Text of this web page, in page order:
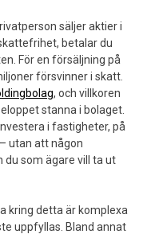
säljer aktier i
betalar du
För en försäljning på
försvinner i skatt.
, och villkoren
stanna i bolaget.
i fastigheter, på
utan att någon
som ägare vill ta ut
kring detta är komplexa
uppfyllas. Bland annat